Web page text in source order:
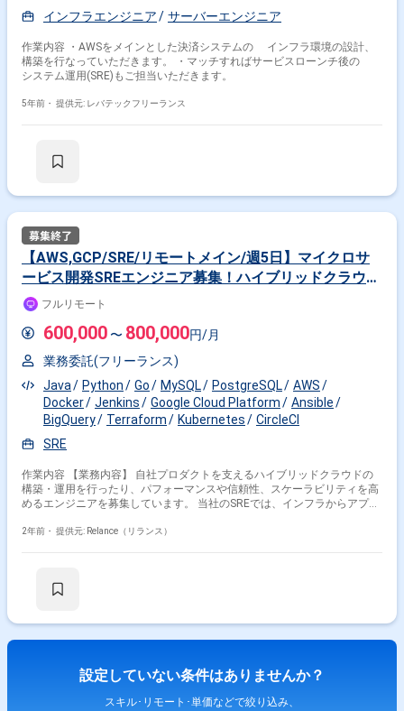
インフラエンジニア
サーバーエンジニア
作業内容 ・AWSをメインとした決済システムの インフラ環境の設計、
構築を行なっていただきます。 ・マッチすればサービスローンチ後の
システム運用(SRE)もご担当いただきます。
5年前・ 提供元: レバテックフリーランス
【AWS,GCP/SRE/リモートメイン/週5日】マイクロサ
ービス開発SREエンジニア募集！ハイブリッドクラウド
の構築・運用★(jd01002)
フルリモート
600,000 〜 800,000円/月
業務委託(フリーランス)
Java
Python Go MySQL PostgreSQL
AWS
Docker
Jenkins Google Cloud Platform
Ansible
BigQuery
Terraform Kubernetes
CircleCI
SRE
作業内容 【業務内容】 自社プロダクトを支えるハイブリッドクラウドの
構築・運用を行ったり、パフォーマンスや信頼性、スケーラビリティを高
めるエンジニアを募集しています。 当社のSREでは、インフラからアプリ
を活かし、以下のようなことに取り組んでいます。 - オンプレミス、
戦し信頼性を高める活動をしています。 あなたが興味のある分野に、技術
ただきます。 （ご都合に応じて都度予定調整することは全く問題ありませ
てください） →ペアプログラミングやペア作業などで開発、設計、運用を
2年前・ 提供元: Relance（リランス）
設定していない条件はありませんか？
スキル･リモート･単価などで絞り込み、